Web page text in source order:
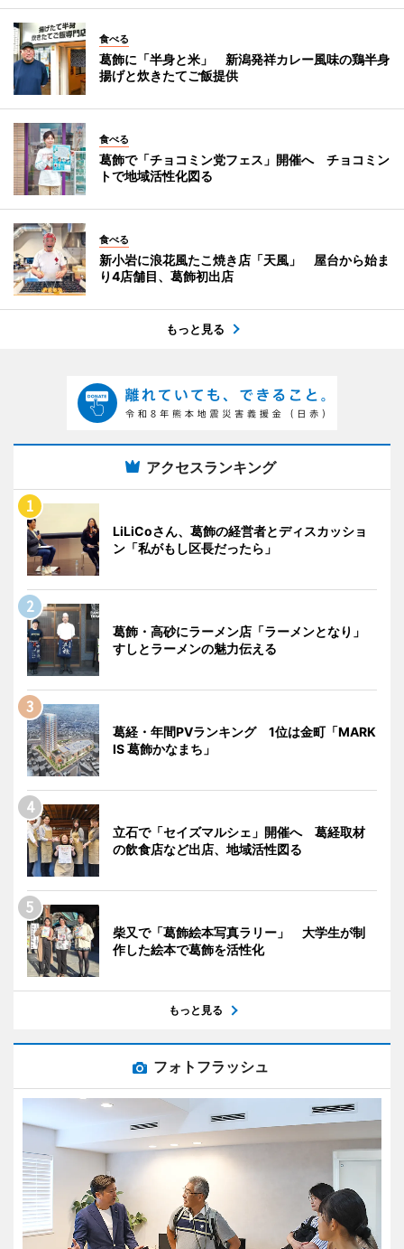
食べる
葛飾に「半身と米」 新潟発祥カレー風味の鶏半身
揚げと炊きたてご飯提供
食べる
葛飾で「チョコミン党フェス」開催へ チョコミン
トで地域活性化図る
食べる
新小岩に浪花風たこ焼き店「天風」 屋台から始ま
り4店舗目、葛飾初出店
もっと見る
アクセスランキング
LiLiCoさん、葛飾の経営者とディスカッショ
ン「私がもし区長だったら」
葛飾・高砂にラーメン店「ラーメンとなり」
すしとラーメンの魅力伝える
葛経・年間PVランキング 1位は金町「MARK
IS 葛飾かなまち」
立石で「セイズマルシェ」開催へ 葛経取材
の飲食店など出店、地域活性図る
柴又で「葛飾絵本写真ラリー」 大学生が制
作した絵本で葛飾を活性化
もっと見る
フォトフラッシュ